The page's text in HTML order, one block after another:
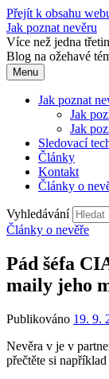
Přejít k obsahu
Jak poznat nevěru
Více než jedna
Blog na ožehavé
Menu
Jak poznat
Jak
Jak
Sledovací
Články
Kontakt
Články o
Vyhledávání
Články o nevěře
Pád šéfa
maily jeho
Publikováno 19. 9.
Nevěra v je v
přečtěte si